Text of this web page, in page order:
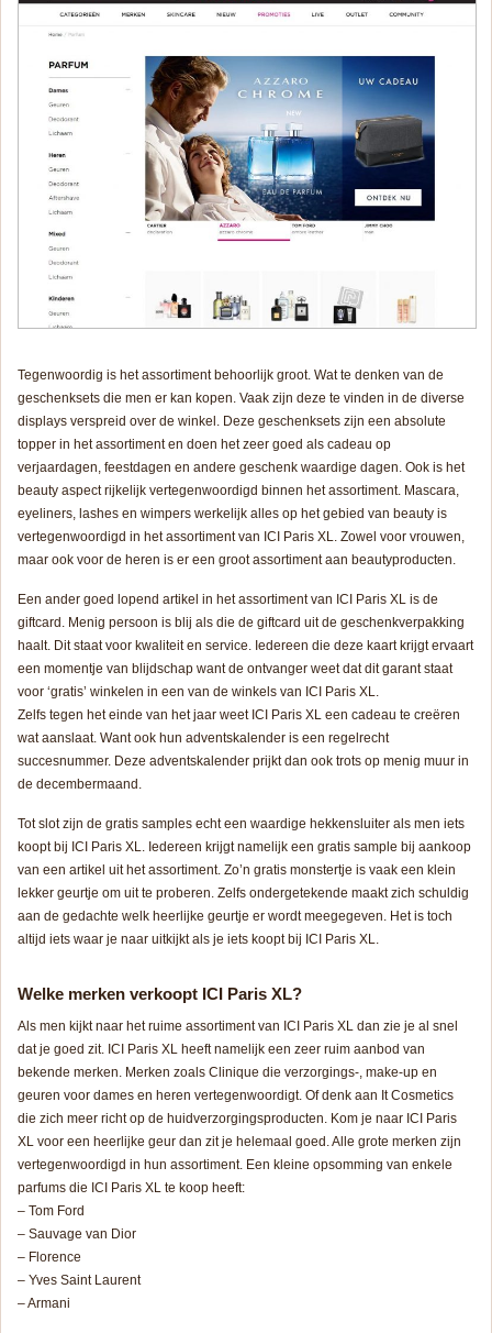
Tegenwoordig is het assortiment behoorlijk groot. Wat te denken van de
geschenksets die men er kan kopen. Vaak zijn deze te vinden in de diverse
displays verspreid over de winkel. Deze geschenksets zijn een absolute
topper in het assortiment en doen het zeer goed als cadeau op
verjaardagen, feestdagen en andere geschenk waardige dagen. Ook is het
beauty aspect rijkelijk vertegenwoordigd binnen het assortiment. Mascara,
eyeliners, lashes en wimpers werkelijk alles op het gebied van beauty is
vertegenwoordigd in het assortiment van ICI Paris XL. Zowel voor vrouwen,
maar ook voor de heren is er een groot assortiment aan beautyproducten.
Een ander goed lopend artikel in het assortiment van ICI Paris XL is de
giftcard. Menig persoon is blij als die de giftcard uit de geschenkverpakking
haalt. Dit staat voor kwaliteit en service. Iedereen die deze kaart krijgt ervaart
een momentje van blijdschap want de ontvanger weet dat dit garant staat
voor ‘gratis’ winkelen in een van de winkels van ICI Paris XL.
Zelfs tegen het einde van het jaar weet ICI Paris XL een cadeau te creëren
wat aanslaat. Want ook hun adventskalender is een regelrecht
succesnummer. Deze adventskalender prijkt dan ook trots op menig muur in
de decembermaand.
Tot slot zijn de gratis samples echt een waardige hekkensluiter als men iets
koopt bij ICI Paris XL. Iedereen krijgt namelijk een gratis sample bij aankoop
van een artikel uit het assortiment. Zo’n gratis monstertje is vaak een klein
lekker geurtje om uit te proberen. Zelfs ondergetekende maakt zich schuldig
aan de gedachte welk heerlijke geurtje er wordt meegegeven. Het is toch
altijd iets waar je naar uitkijkt als je iets koopt bij ICI Paris XL.
Welke merken verkoopt ICI Paris XL?
Als men kijkt naar het ruime assortiment van ICI Paris XL dan zie je al snel
dat je goed zit. ICI Paris XL heeft namelijk een zeer ruim aanbod van
bekende merken. Merken zoals Clinique die verzorgings-, make-up en
geuren voor dames en heren vertegenwoordigt. Of denk aan It Cosmetics
die zich meer richt op de huidverzorgingsproducten. Kom je naar ICI Paris
XL voor een heerlijke geur dan zit je helemaal goed. Alle grote merken zijn
vertegenwoordigd in hun assortiment. Een kleine opsomming van enkele
parfums die ICI Paris XL te koop heeft:
– Tom Ford
– Sauvage van Dior
– Florence
– Yves Saint Laurent
– Armani